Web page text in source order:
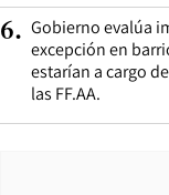
6. Gobierno evalúa
excepción en
estarían a cargo
las FF.AA.